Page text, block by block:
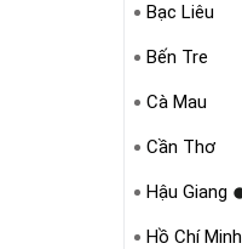
Bạc Liêu
Bến Tre
Cà Mau
Cần Thơ
Hậu Giang
Hồ Chí Minh